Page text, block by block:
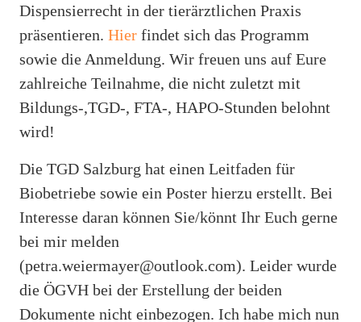
Dispensierrecht in der tierärztlichen Praxis
präsentieren. Hier findet sich das Programm
sowie die Anmeldung. Wir freuen uns auf Eure
zahlreiche Teilnahme, die nicht zuletzt mit
Bildungs-,TGD-, FTA-, HAPO-Stunden belohnt
wird!
Die TGD Salzburg hat einen Leitfaden für
Biobetriebe sowie ein Poster hierzu erstellt. Bei
Interesse daran können Sie/könnt Ihr Euch gerne
bei mir melden
(petra.weiermayer@outlook.com). Leider wurde
die ÖGVH bei der Erstellung der beiden
Dokumente nicht einbezogen. Ich habe mich nun